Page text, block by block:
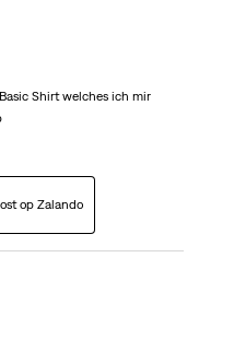
Shirt welches ich mir
op Zalando